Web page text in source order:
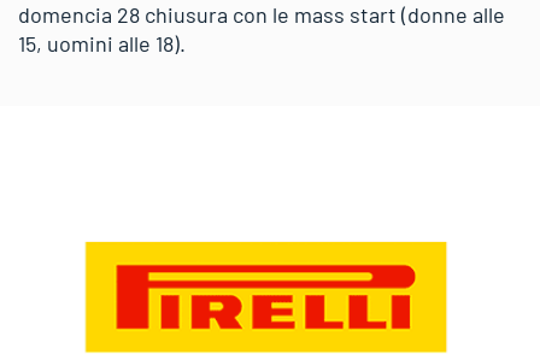
domencia 28 chiusura con le mass start (donne alle
15, uomini alle 18).